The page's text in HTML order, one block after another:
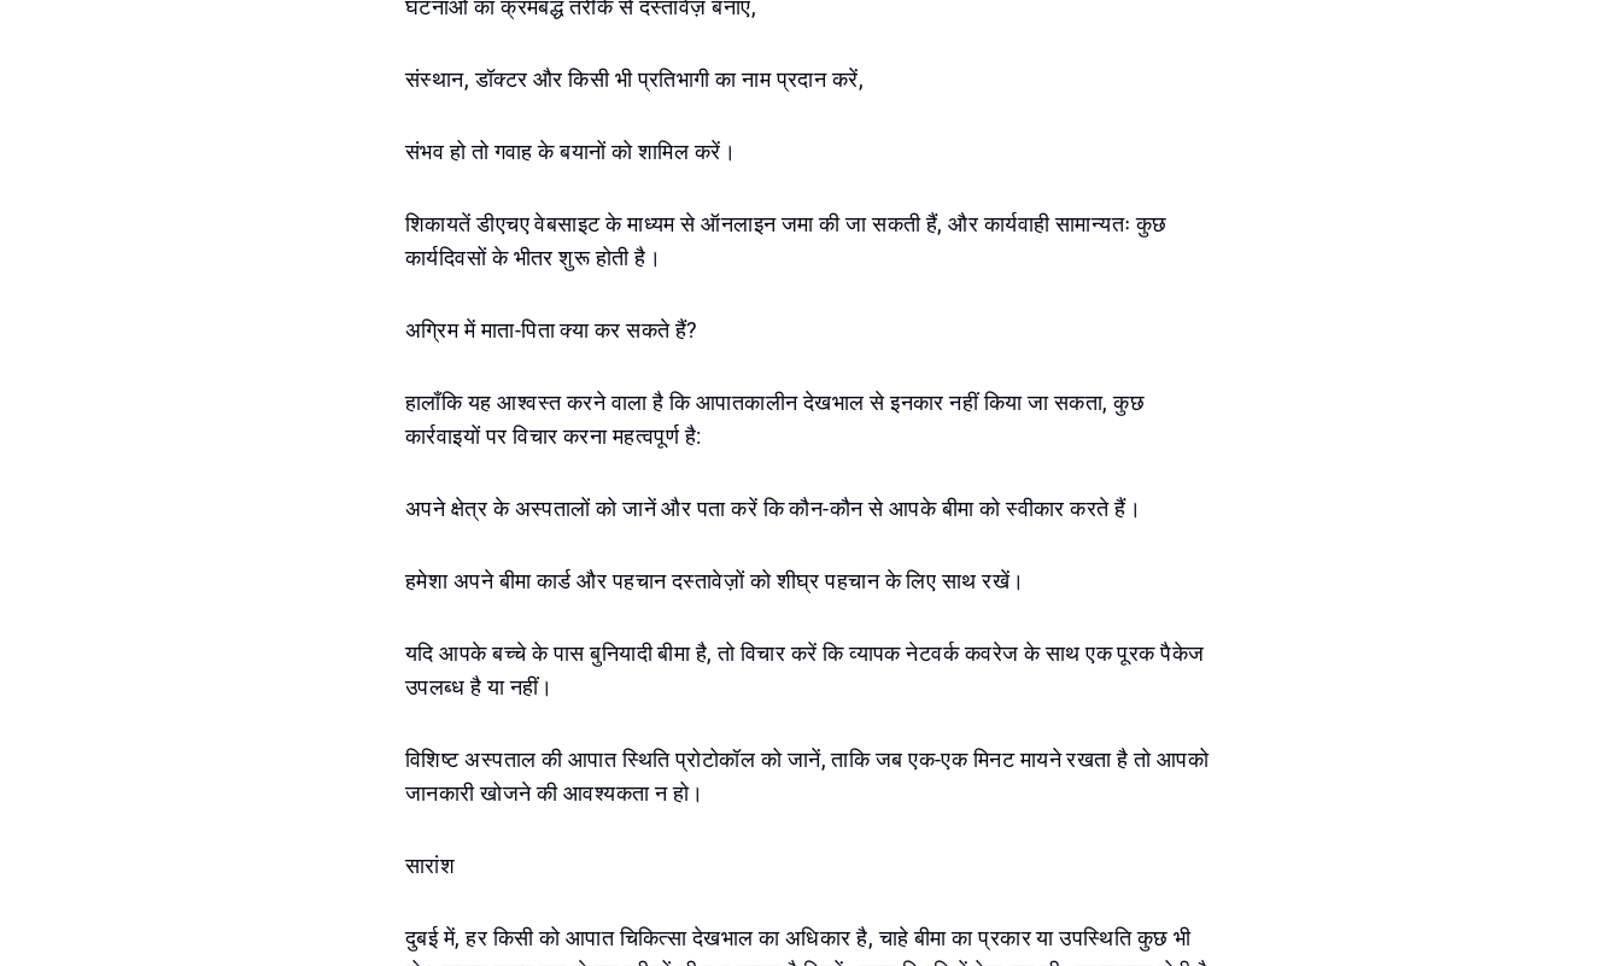
घटनाओं का क्रमबद्ध तरीके से दस्तावेज़ बनाएं,
संस्थान, डॉक्टर और किसी भी प्रतिभागी का नाम प्रदान करें,
संभव हो तो गवाह के बयानों को शामिल करें।
शिकायतें डीएचए वेबसाइट के माध्यम से ऑनलाइन जमा की जा सकती हैं, और कार्यवाही सामान्यतः कुछ
कार्यदिवसों के भीतर शुरू होती है।
अग्रिम में माता-पिता क्या कर सकते हैं?
हालाँकि यह आश्वस्त करने वाला है कि आपातकालीन देखभाल से इनकार नहीं किया जा सकता, कुछ
कार्रवाइयों पर विचार करना महत्वपूर्ण है:
अपने क्षेत्र के अस्पतालों को जानें और पता करें कि कौन-कौन से आपके बीमा को स्वीकार करते हैं।
हमेशा अपने बीमा कार्ड और पहचान दस्तावेज़ों को शीघ्र पहचान के लिए साथ रखें।
यदि आपके बच्चे के पास बुनियादी बीमा है, तो विचार करें कि व्यापक नेटवर्क कवरेज के साथ एक पूरक पैकेज
उपलब्ध है या नहीं।
विशिष्ट अस्पताल की आपात स्थिति प्रोटोकॉल को जानें, ताकि जब एक-एक मिनट मायने रखता है तो आपको
जानकारी खोजने की आवश्यकता न हो।
सारांश
दुबई में, हर किसी को आपात चिकित्सा देखभाल का अधिकार है, चाहे बीमा का प्रकार या उपस्थिति कुछ भी